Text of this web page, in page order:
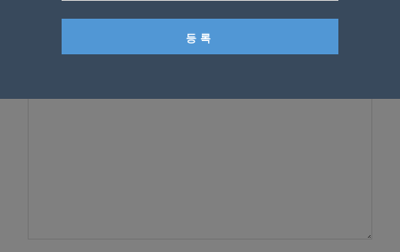
*